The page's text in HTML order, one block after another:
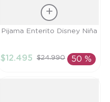
Talla
AÑADIR AL
Pijama Enterito Disney Niña
$12.495 $24.990 50 %